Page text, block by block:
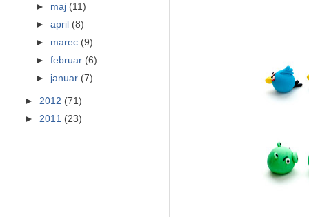
► maj (11)
►april (8)
► marec (9)
►februar (6)
► januar (7)
► 2012 (71)
► 2011 (23)